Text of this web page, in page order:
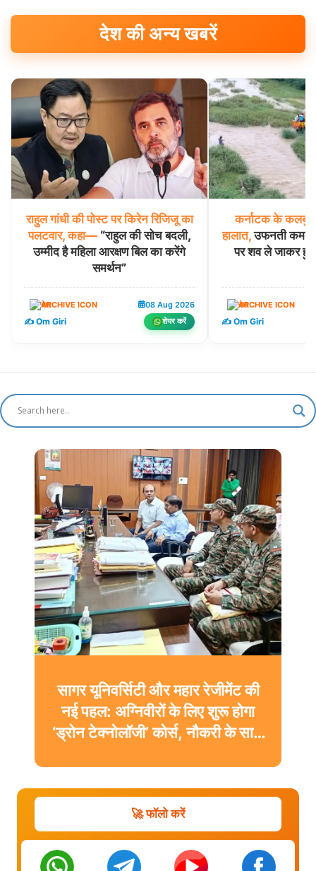
देश की अन्य खबरें
राहुल गांधी की पोस्ट पर किरेन रिजिजू का
पलटवार, कहा—“राहुल की सोच बदली,
उम्मीद है महिला आरक्षण बिल का करेंगे
समर्थन”
देश 08 Aug 2026
✍️ Om Giri शेयर करें
कर्नाटक के कलबुर्गी
हालात,उफनती
पर शव ले जाकर
देश
✍️ Om Giri
सागर यूनिवर्सिटी और महार रेजीमेंट की
नई पहल: अग्निवीरों के लिए शुरू होगा
‘ड्रोन टेक्नोलॉजी’ कोर्स, नौकरी के साथ
🚀 फॉलो करें